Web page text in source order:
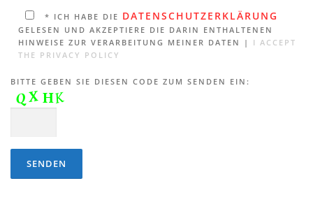
* ICH HABE DIE DATENSCHUTZERKLÄRUNG
GELESEN UND AKZEPTIERE DIE DARIN ENTHALTENEN
HINWEISE ZUR VERARBEITUNG MEINER DATEN | I ACCEPT
THE PRIVACY POLICY
BITTE GEBEN SIE DIESEN CODE ZUM SENDEN EIN: